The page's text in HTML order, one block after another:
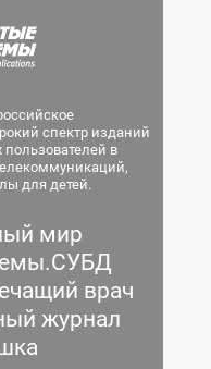
спектр изданий
в
для детей.
мир
врач
журнал